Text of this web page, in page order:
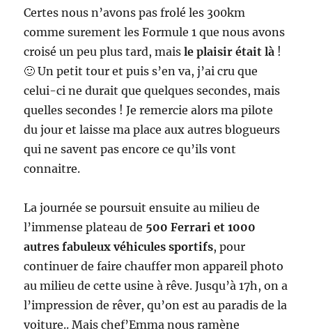
Certes nous n’avons pas frolé les 300km
comme surement les Formule 1 que nous avons
croisé un peu plus tard, maisle plaisir était là !
🙂 Un petit tour et puis s’en va, j’ai cru que
celui-ci ne durait que quelques secondes, mais
quelles secondes ! Je remercie alors ma pilote
du jour et laisse ma place aux autres blogueurs
qui ne savent pas encore ce qu’ils vont
connaitre.
La journée se poursuit ensuite au milieu de
l’immense plateau de 500 Ferrari et 1000
autres fabuleux véhicules sportifs, pour
continuer de faire chauffer mon appareil photo
au milieu de cette usine à rêve. Jusqu’à 17h, on a
l’impression de rêver, qu’on est au paradis de la
voiture.. Mais chef’Emma nous ramène